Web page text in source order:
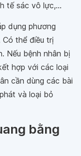
tế sác vô lực,...
dụng phương
thể điều trị
Nếu bệnh nhân bị
hợp với các loại
cần dùng các bài
và loại bỏ
bằng